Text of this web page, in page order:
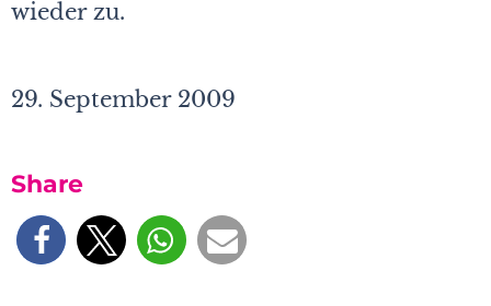
wieder zu.
29. September 2009
Share